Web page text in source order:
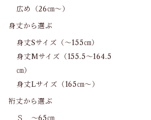
広め（26㎝～）
身丈から選ぶ
身丈Sサイズ（～155㎝）
身丈Mサイズ（155.5～164.5
㎝）
身丈Lサイズ（165㎝～）
裄丈から選ぶ
Ｓ ～65㎝